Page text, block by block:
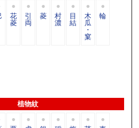
花
菱
引
両
菱 村
濃
目
結
木
瓜
・
窠
輪
植物紋